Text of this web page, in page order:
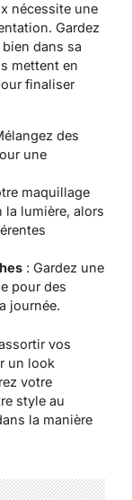
nécessite une
Gardez
bien dans sa
mettent en
finaliser
des
une
maquillage
la lumière, alors
: Gardez une
pour des
journée.
vos
un look
votre
style au
la manière